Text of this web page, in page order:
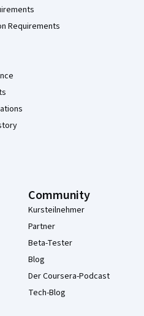
Requirements
Community
Kursteilnehmer
Partner
Beta-Tester
Blog
Der Coursera-Podcast
Tech-Blog